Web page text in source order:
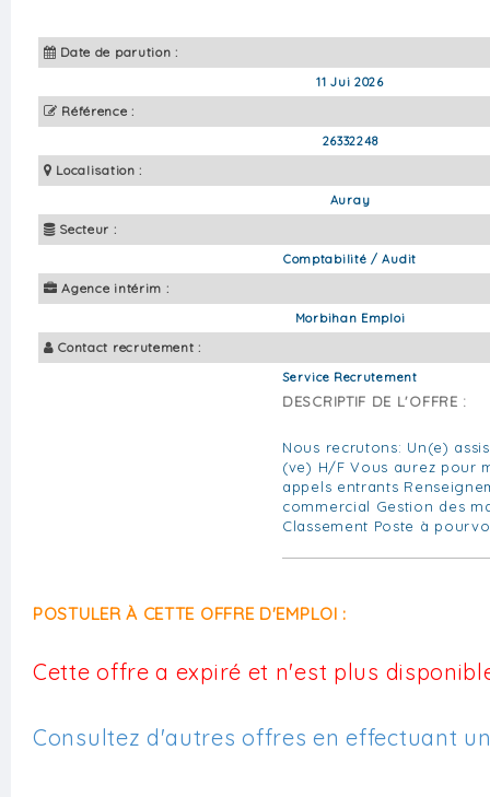
Date de parution :
11 Jui 2026
Référence :
26332248
Localisation :
Auray
Secteur :
Comptabilité / Audit
Agence intérim :
Morbihan Emploi
Contact recrutement :
Service Recrutement
DESCRIPTIF DE L'OFFRE :
Nous recrutons: Un(e)
(ve) H/F Vous aurez pour
appels entrants
commercial Gestion des
Classement Poste à
POSTULER À CETTE OFFRE D'EMPLOI :
Cette offre a expiré et n'est plus
Consultez d'autres offres en effectuant